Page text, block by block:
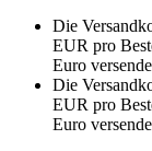
Die
EUR pro
Euro
Die
EUR pro
Euro